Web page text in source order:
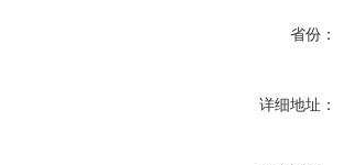
省份：
详细地址：